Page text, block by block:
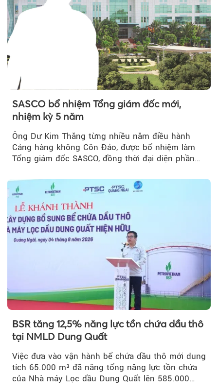
SASCO bổ nhiệm Tổng giám đốc mới,
nhiệm kỳ 5 năm
Ông Dư Kim Thăng từng nhiều năm điều hành
Cảng hàng không Côn Đảo, được bổ nhiệm làm
Tổng giám đốc SASCO, đồng thời đại diện phần
BSR tăng 12,5% năng lực tồn chứa dầu thô
tại NMLD Dung Quất
Việc đưa vào vận hành bể chứa dầu thô mới dung
tích 65.000 m³ đã nâng tổng năng lực tồn chứa
của Nhà máy Lọc dầu Dung Quất lên 585.000